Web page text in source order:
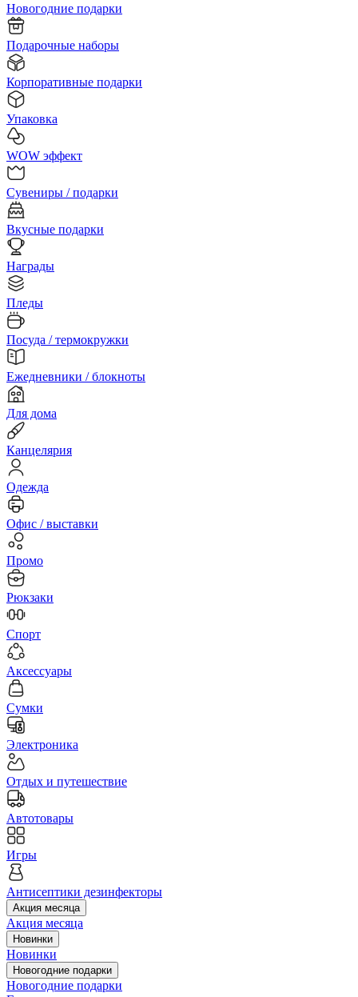
Новогодние подарки
Подарочные наборы
Корпоративные подарки
Упаковка
WOW эффект
Сувениры / подарки
Вкусные подарки
Награды
Пледы
Посуда / термокружки
Ежедневники / блокноты
Для дома
Канцелярия
Одежда
Офис / выставки
Промо
Рюкзаки
Спорт
Аксессуары
Сумки
Электроника
Отдых и путешествие
Автотовары
Игры
Антисептики дезинфекторы
Акция месяца
Акция месяца
Новинки
Новинки
Новогодние подарки
Новогодние подарки